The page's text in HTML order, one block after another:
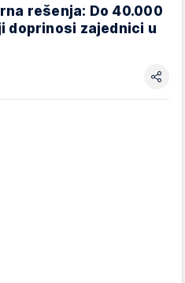
rešenja: Do 40.000
doprinosi zajednici u